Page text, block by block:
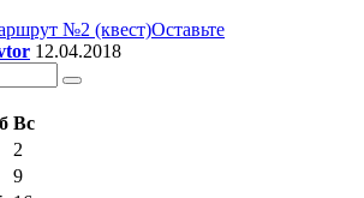
№2 (квест)Оставьте
12.04.2018
Вс
2
9